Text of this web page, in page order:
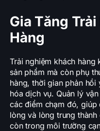
Gia Tăng
Hàng
Trải nghiệm khách
sản phẩm mà còn phụ
hàng, thời gian phản
hóa dịch vụ. Quản lý
các điểm chạm đó, giúp
lòng và lòng trung
còn trong môi trường